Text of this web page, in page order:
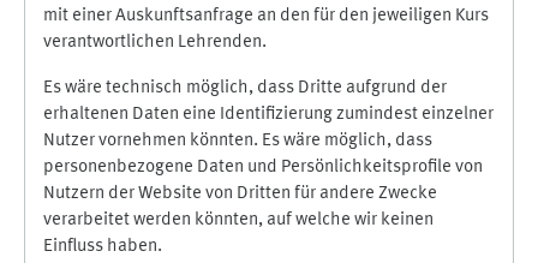
mit einer Auskunftsanfrage an den für den jeweiligen Kurs
verantwortlichen Lehrenden.
Es wäre technisch möglich, dass Dritte aufgrund der
erhaltenen Daten eine Identifizierung zumindest einzelner
Nutzer vornehmen könnten. Es wäre möglich, dass
personenbezogene Daten und Persönlichkeitsprofile von
Nutzern der Website von Dritten für andere Zwecke
verarbeitet werden könnten, auf welche wir keinen
Einfluss haben.